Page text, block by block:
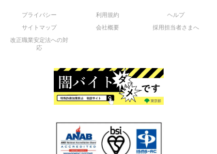
プライバシー 利用規約
ヘルプ
サイトマップ
会社概要
採用担当者さまへ
改正職業安定法への対
応